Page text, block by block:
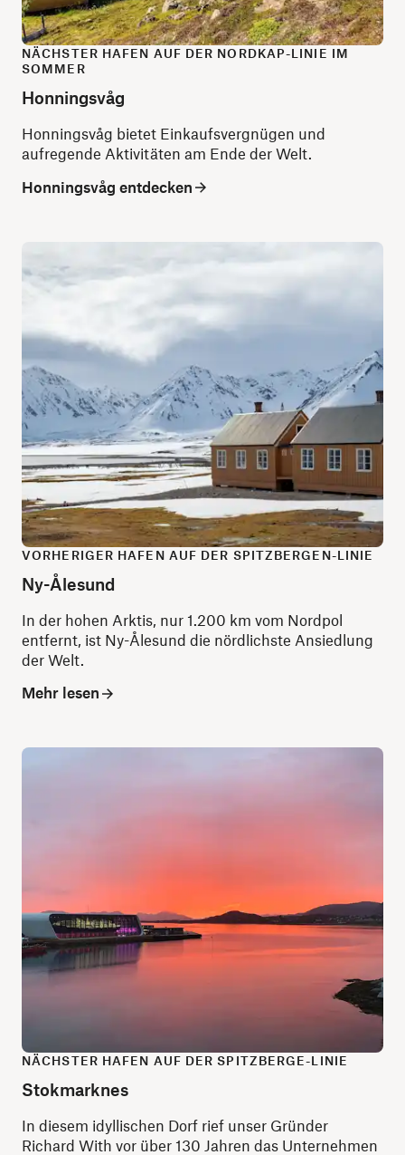
NÄCHSTER HAFEN AUF DER NORDKAP-LINIE IM
SOMMER
Honningsvåg
Honningsvåg bietet Einkaufsvergnügen und
aufregende Aktivitäten am Ende der Welt.
Honningsvåg entdecken
VORHERIGER HAFEN AUF DER SPITZBERGEN-LINIE
Ny-Ålesund
In der hohen Arktis, nur 1.200 km vom Nordpol
entfernt, ist Ny-Ålesund die nördlichste Ansiedlung
der Welt.
Mehr lesen
NÄCHSTER HAFEN AUF DER SPITZBERGE-LINIE
Stokmarknes
In diesem idyllischen Dorf rief unser Gründer
Richard With vor über 130 Jahren das Unternehmen